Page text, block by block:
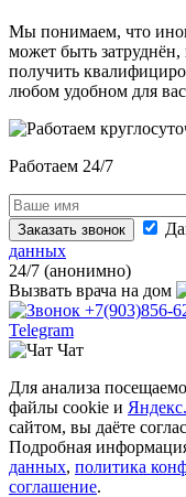
Мы понимаем, что
может быть
получить
любом удобном для
Работаем 24/7
Заказать звонок
данных
24/7 (анонимно)
Вызвать врача на дом
+7(903)856-
Telegram
Чат
Для анализа
файлы cookie и
сайтом, вы даёте
Подробная
данных, политика
соглашение.